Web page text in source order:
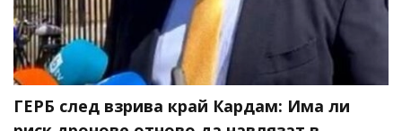
ГЕРБ след взрива край Кардам: Има ли